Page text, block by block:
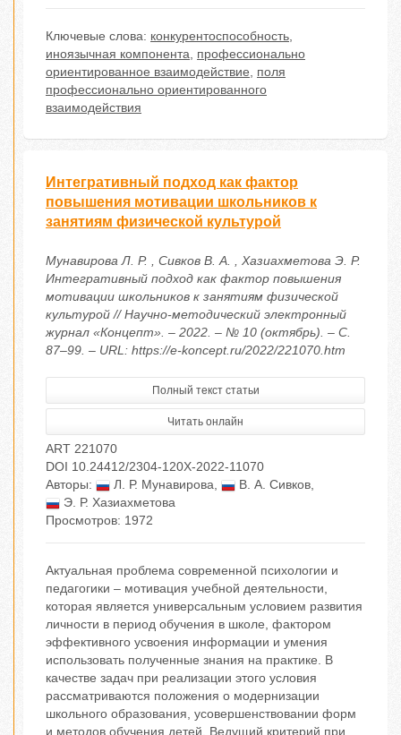
Ключевые слова: конкурентоспособность,
иноязычная компонента, профессионально
ориентированное взаимодействие, поля
профессионально ориентированного
взаимодействия
Интегративный подход как фактор
повышения мотивации школьников к
занятиям физической культурой
Мунавирова Л. Р. , Сивков В. А. , Хазиахметова Э. Р.
Интегративный подход как фактор повышения
мотивации школьников к занятиям физической
культурой // Научно-методический электронный
журнал «Концепт». – 2022. – № 10 (октябрь). – С.
87–99. – URL: https://e-koncept.ru/2022/221070.htm
Полный текст статьи
Читать онлайн
ART 221070
DOI 10.24412/2304-120X-2022-11070
Авторы:
Л. Р. Мунавирова, В. А. Сивков,
Э. Р. Хазиахметова
Просмотров: 1972
Актуальная проблема современной психологии и
педагогики – мотивация учебной деятельности,
которая является универсальным условием развития
личности в период обучения в школе, фактором
эффективного усвоения информации и умения
использовать полученные знания на практике. В
качестве задач при реализации этого условия
рассматриваются положения о модернизации
школьного образования, усовершенствовании форм
и методов обучения детей. Ведущий критерий при